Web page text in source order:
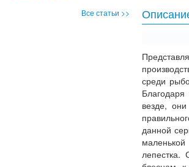
Все статьи >>
среди
везде,
данной
лепестка.